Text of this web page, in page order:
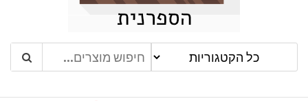
הספרנית